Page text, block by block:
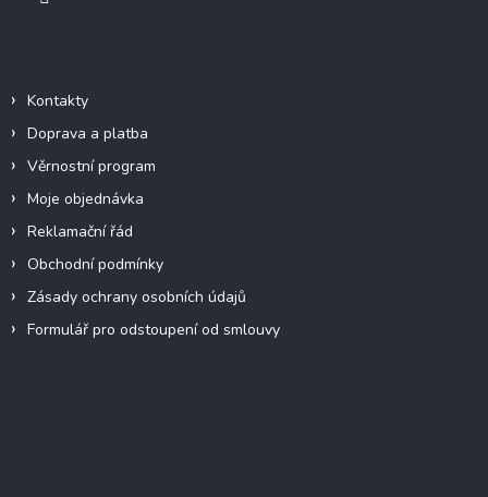
Kontakty
Doprava a platba
Věrnostní program
Moje objednávka
Reklamační řád
Obchodní podmínky
Zásady ochrany osobních údajů
Formulář pro odstoupení od smlouvy